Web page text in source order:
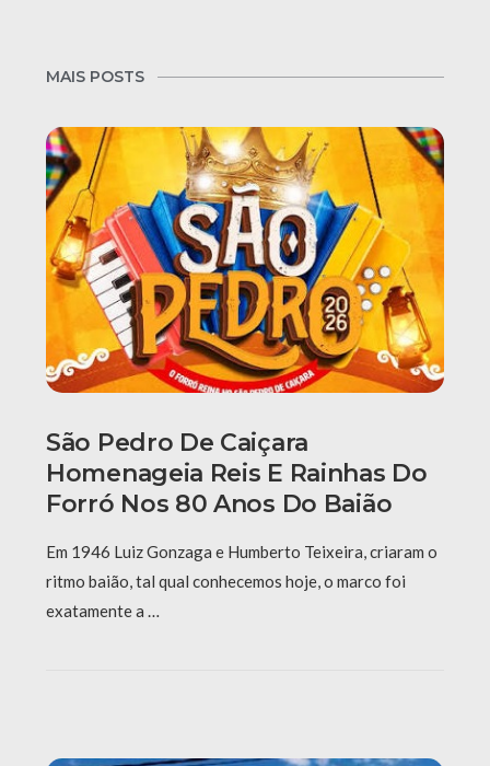
MAIS POSTS
São Pedro De Caiçara
Homenageia Reis E Rainhas Do
Forró Nos 80 Anos Do Baião
Em 1946 Luiz Gonzaga e Humberto Teixeira, criaram o
ritmo baião, tal qual conhecemos hoje, o marco foi
exatamente a …